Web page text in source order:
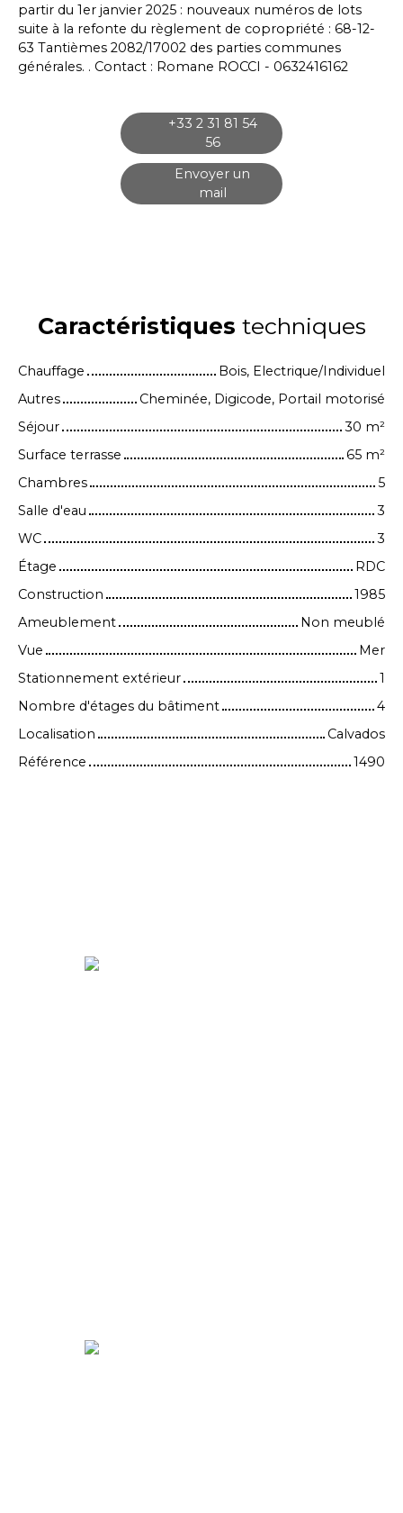
partir du 1er janvier 2025 : nouveaux numéros de lots
suite à la refonte du règlement de copropriété : 68-12-
63 Tantièmes 2082/17002 des parties communes
générales. . Contact : Romane ROCCI - 0632416162
+33 2 31 81 54
56
Envoyer un
mail
Caractéristiques techniques
Chauffage
Bois, Electrique/Individuel
Autres
Cheminée, Digicode, Portail motorisé
Séjour
30 m²
Surface terrasse
65 m²
Chambres
5
Salle d'eau
3
WC
3
Étage
RDC
Construction
1985
Ameublement
Non meublé
Vue
Mer
Stationnement extérieur
1
Nombre d'étages du bâtiment
4
Localisation
Calvados
Référence
1490